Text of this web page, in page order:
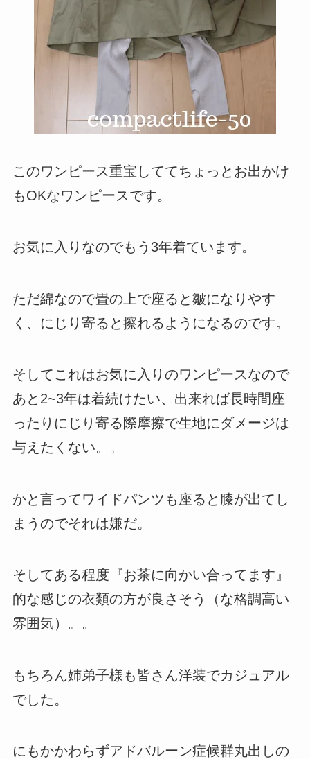
このワンピース重宝しててちょっとお出かけ
もOKなワンピースです。
お気に入りなのでもう3年着ています。
ただ綿なので畳の上で座ると皺になりやす
く、にじり寄ると擦れるようになるのです。
そしてこれはお気に入りのワンピースなので
あと2~3年は着続けたい、出来れば長時間座
ったりにじり寄る際摩擦で生地にダメージは
与えたくない。。
かと言ってワイドパンツも座ると膝が出てし
まうのでそれは嫌だ。
そしてある程度『お茶に向かい合ってます』
的な感じの衣類の方が良さそう（な格調高い
雰囲気）。。
もちろん姉弟子様も皆さん洋装でカジュアル
でした。
にもかかわらずアドバルーン症候群丸出しの